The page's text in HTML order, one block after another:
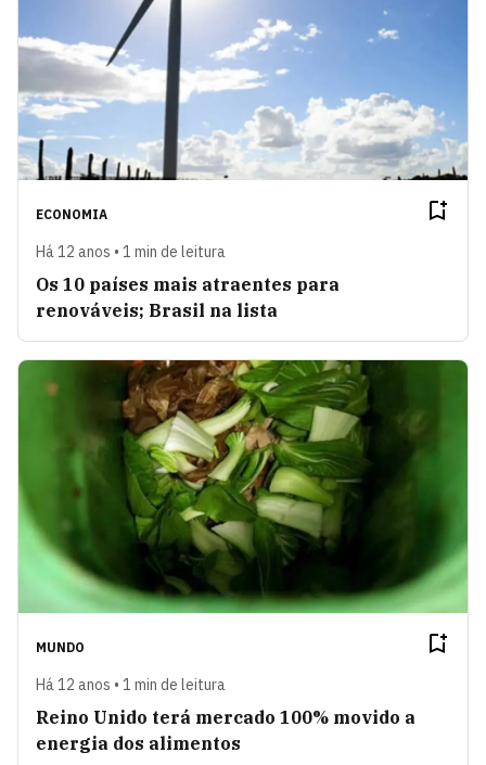
ECONOMIA
Há 12 anos • 1 min de leitura
Os 10 países mais atraentes para
renováveis; Brasil na lista
MUNDO
Há 12 anos • 1 min de leitura
Reino Unido terá mercado 100% movido a
energia dos alimentos